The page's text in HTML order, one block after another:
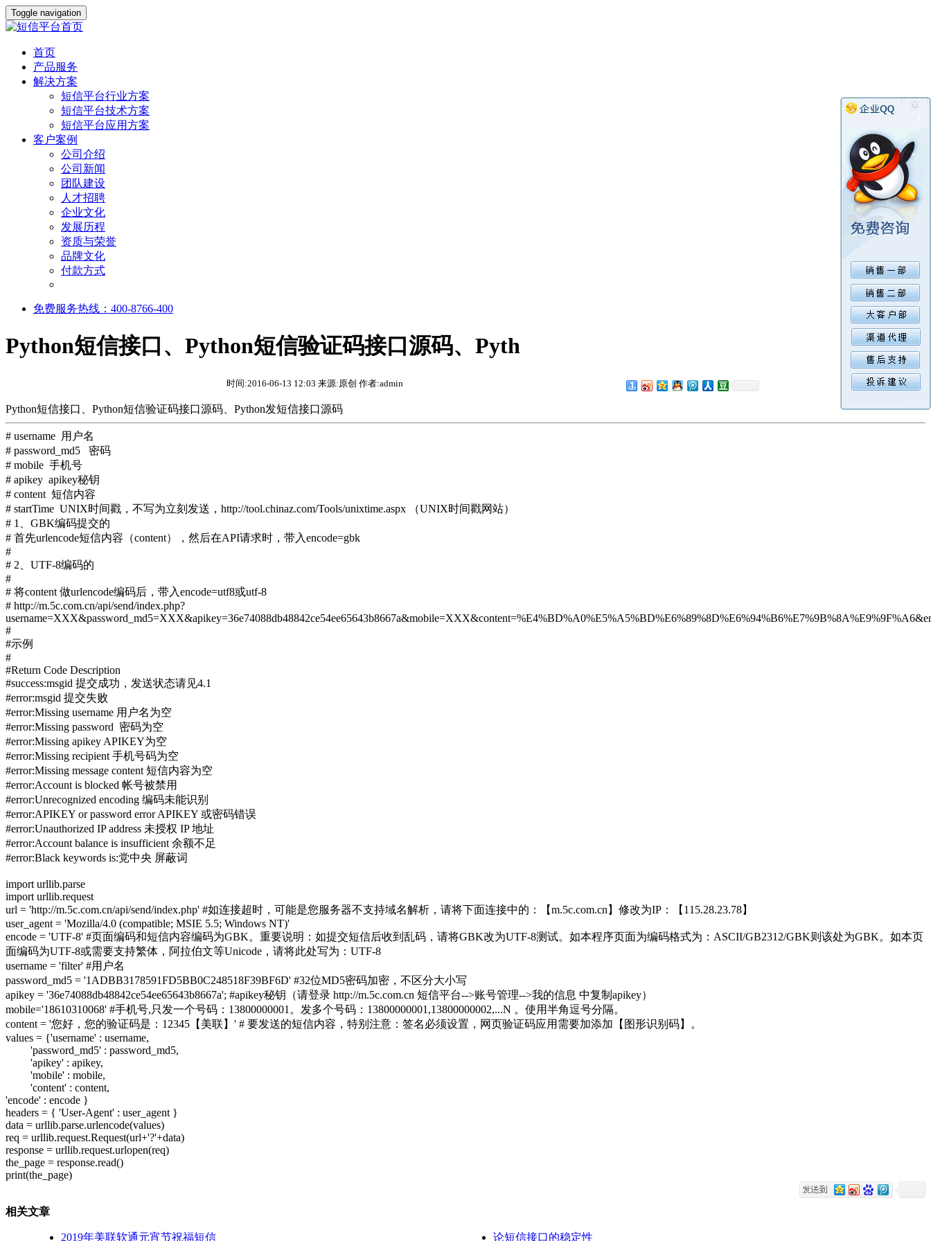
Toggle navigation
首页
产品服务
解决方案
短信平台行业方案
短信平台技术方案
短信平台应用方案
客户案例
公司介绍
公司新闻
团队建设
人才招聘
企业文化
发展历程
资质与荣誉
品牌文化
付款方式
免费服务热线：400-8766-400
Python短信接口、Python短信验证码接口源码、Pyth
时间:2016-06-13 12:03 来源:原创 作者:admin
Python短信接口、Python短信验证码接口源码、Python发短信接口源码
# username 用户名
# password_md5 密码
# mobile 手机号
# apikey apikey秘钥
# content 短信内容
# startTime UNIX时间戳，不写为立刻发送，http://tool.chinaz.com/Tools/unixtime.aspx （UNIX时间戳网站）
# 1、GBK编码提交的
# 首先urlencode短信内容（content），然后在API请求时，带入encode=gbk
#
# 2、UTF-8编码的
#
# 将content 做urlencode编码后，带入encode=utf8或utf-8
# http://m.5c.com.cn/api/send/index.php?
#
#示例
#
#Return Code Description
#success:msgid 提交成功，发送状态请见4.1
#error:msgid 提交失败
#error:Missing username 用户名为空
#error:Missing password 密码为空
#error:Missing apikey APIKEY为空
#error:Missing recipient 手机号码为空
#error:Missing message content 短信内容为空
#error:Account is blocked 帐号被禁用
#error:Unrecognized encoding 编码未能识别
#error:APIKEY or password error APIKEY 或密码错误
#error:Unauthorized IP address 未授权 IP 地址
#error:Account balance is insufficient 余额不足
#error:Black keywords is:党中央 屏蔽词
import urllib.parse
import urllib.request
url = 'http://m.5c.com.cn/api/send/index.php' #如连接超时，可能是您服务器不支持域名解析，请将下面连接中的：【m.5c.com.cn】修改为IP：【115.28.23.78】
user_agent = 'Mozilla/4.0 (compatible; MSIE 5.5; Windows NT)'
encode = 'UTF-8' #页面编码和短信内容编码为GBK。重要说明：如提交短信后收到乱码，请将GBK改为UTF-8测试。如本程序页面为编码格式为：ASCII/GB2312/GBK则该处为GBK。如本页
面编码为UTF-8或需要支持繁体，阿拉伯文等Unicode，请将此处写为：UTF-8
username = 'filter' #用户名
password_md5 = '1ADBB3178591FD5BB0C248518F39BF6D' #32位MD5密码加密，不区分大小写
apikey = '36e74088db48842ce54ee65643b8667a'; #apikey秘钥（请登录 http://m.5c.com.cn 短信平台-->账号管理-->我的信息 中复制apikey）
mobile='18610310068' #手机号,只发一个号码：13800000001。发多个号码：13800000001,13800000002,...N 。使用半角逗号分隔。
content = '您好，您的验证码是：12345【美联】' # 要发送的短信内容，特别注意：签名必须设置，网页验证码应用需要加添加【图形识别码】。
values = {'username' : username,
'password_md5' : password_md5,
'apikey' : apikey,
'mobile' : mobile,
'content' : content,
'encode' : encode }
headers = { 'User-Agent' : user_agent }
data = urllib.parse.urlencode(values)
req = urllib.request.Request(url+'?'+data)
response = urllib.request.urlopen(req)
the_page = response.read()
print(the_page)
相关文章
2019年美联软通元宵节祝福短信
论短信接口的稳定性